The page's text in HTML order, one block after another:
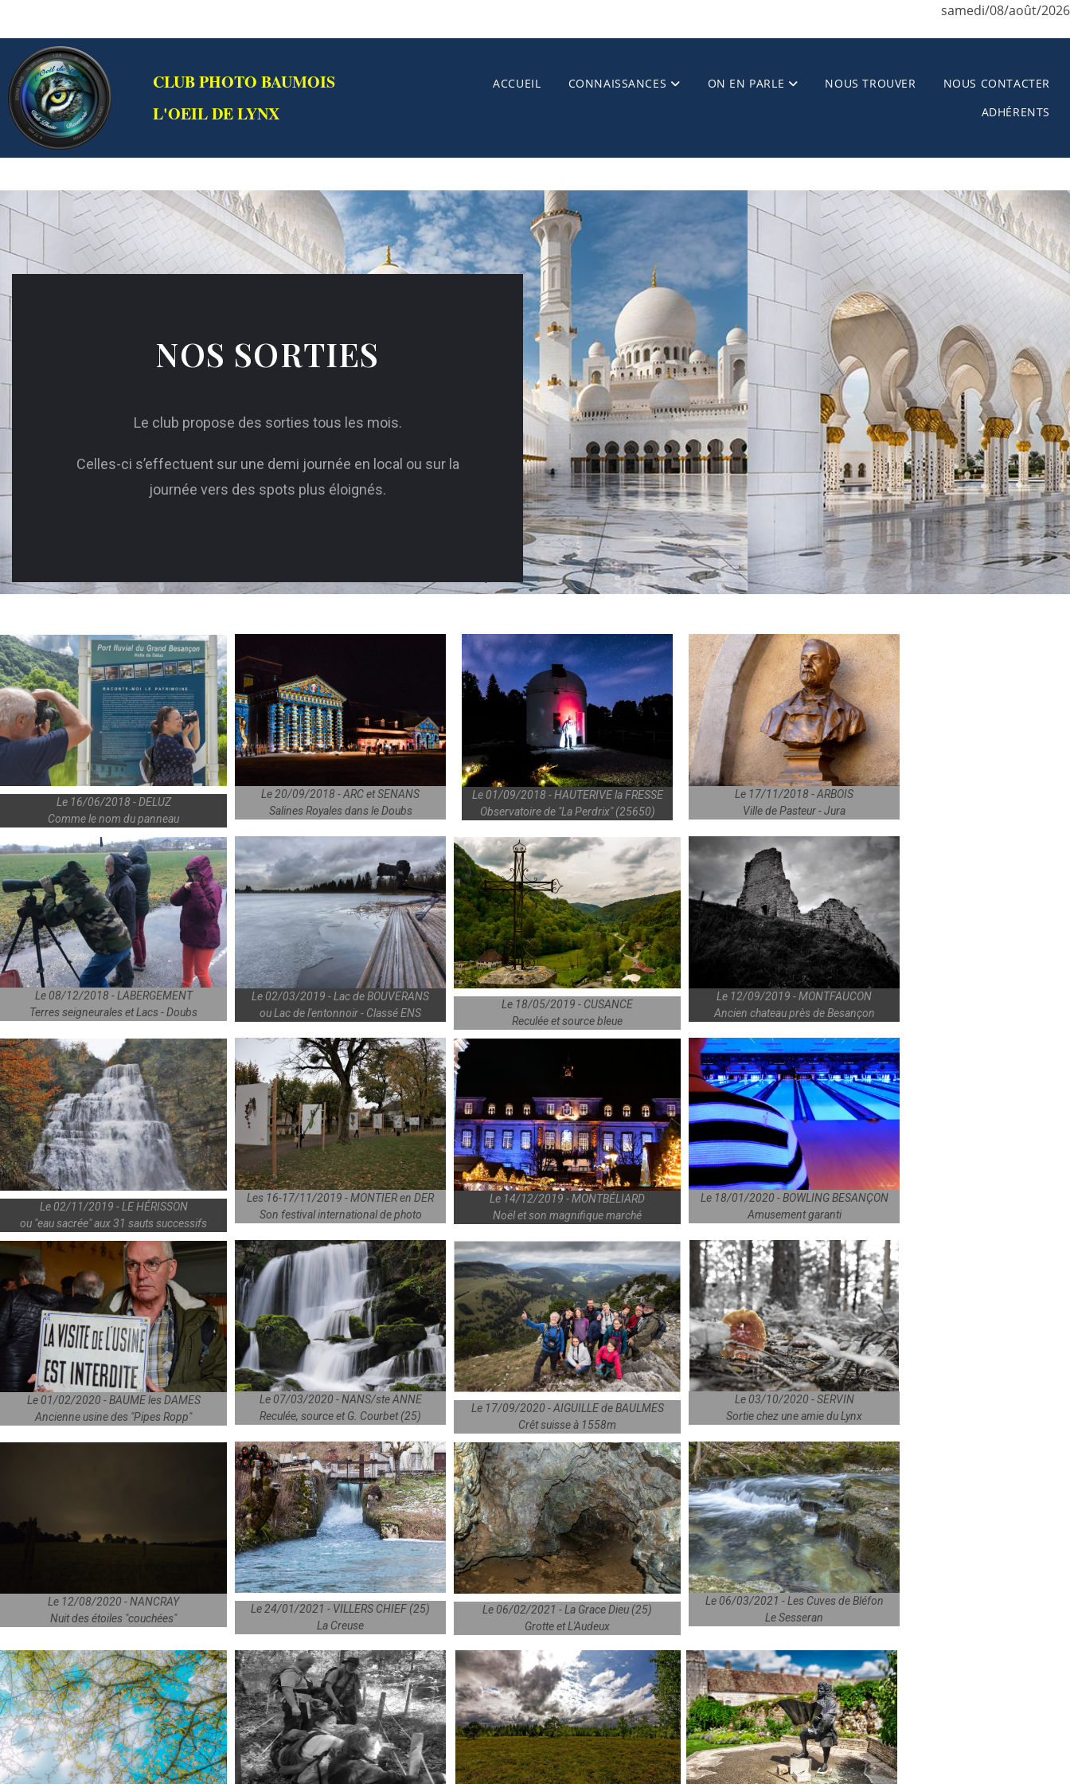
samedi/08/août/2026
CLUB PHOTO BAUMOIS
L'OEIL DE LYNX
ACCUEIL CONNAISSANCES ON EN PARLE NOUS TROUVER
NOUS CONTACTER
ADHÉRENTS
NOS SORTIES
Le club propose des sorties tous les mois.
Celles-ci s’effectuent sur une demi journée en local ou sur la
journée vers des spots plus éloignés.
Le 16/06/2018 - DELUZ
Comme le nom du panneau
Le 20/09/2018 - ARC et SENANS
Salines Royales dans le Doubs
Le 01/09/2018 - HAUTERIVE la FRESSE
Observatoire de "La Perdrix" (25650)
Le 17/11/2018 - ARBOIS
Ville de Pasteur - Jura
Le 08/12/2018 - LABERGEMENT
Terres seigneurales et Lacs - Doubs
Le 02/03/2019 - Lac de BOUVERANS
ou Lac de l'entonnoir - Classé ENS
Le 18/05/2019 - CUSANCE
Reculée et source bleue
Le 12/09/2019 - MONTFAUCON
Ancien chateau près de Besançon
Le 02/11/2019 - LE HÉRISSON
ou "eau sacrée" aux 31 sauts successifs
Les 16-17/11/2019 - MONTIER en DER
Son festival international de photo
Le 14/12/2019 - MONTBÉLIARD
Noël et son magnifique marché
Le 18/01/2020 - BOWLING BESANÇON
Amusement garanti
Le 01/02/2020 - BAUME les DAMES
Ancienne usine des "Pipes Ropp"
Le 07/03/2020 - NANS/ste ANNE
Reculée, source et G. Courbet (25)
Le 17/09/2020 - AIGUILLE de BAULMES
Crêt suisse à 1558m
Le 03/10/2020 - SERVIN
Sortie chez une amie du Lynx
Le 12/08/2020 - NANCRAY
Nuit des étoiles "couchées"
Le 24/01/2021 - VILLERS CHIEF (25)
La Creuse
Le 06/02/2021 - La Grace Dieu (25)
Grotte et L'Audeux
Le 06/03/2021 - Les Cuves de Bléfon
Le Sesseran